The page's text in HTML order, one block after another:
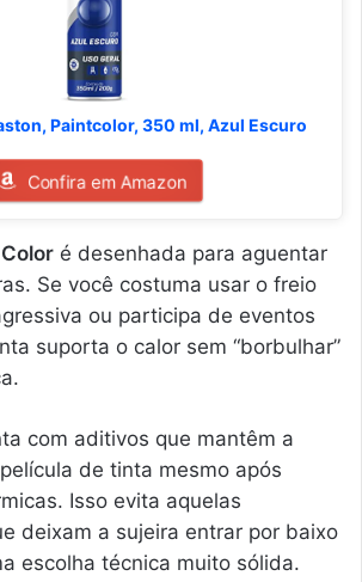
Paintcolor, 350 ml, Azul Escuro
Confira em Amazon
é desenhada para aguentar
Se você costuma usar o freio
ou participa de eventos
suporta o calor sem “borbulhar”
com aditivos que mantêm a
de tinta mesmo após
Isso evita aquelas
deixam a sujeira entrar por baixo
escolha técnica muito sólida.